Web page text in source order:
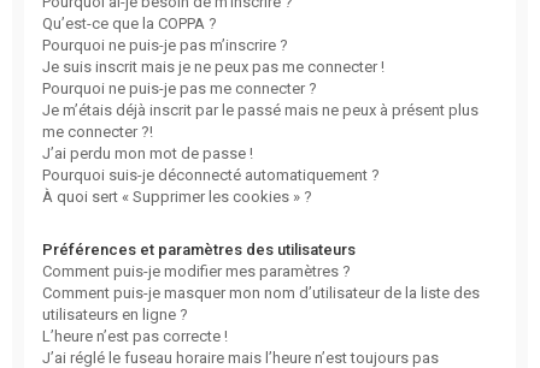
Qu’est-ce que la COPPA ?
Pourquoi ne puis-je pas m’inscrire ?
Je suis inscrit mais je ne peux pas me connecter !
Pourquoi ne puis-je pas me connecter ?
Je m’étais déjà inscrit par le passé mais ne peux à présent plus
me connecter ?!
J’ai perdu mon mot de passe !
Pourquoi suis-je déconnecté automatiquement ?
À quoi sert « Supprimer les cookies » ?
Préférences et paramètres des utilisateurs
Comment puis-je modifier mes paramètres ?
Comment puis-je masquer mon nom d’utilisateur de la liste des
utilisateurs en ligne ?
L’heure n’est pas correcte !
J’ai réglé le fuseau horaire mais l’heure n’est toujours pas